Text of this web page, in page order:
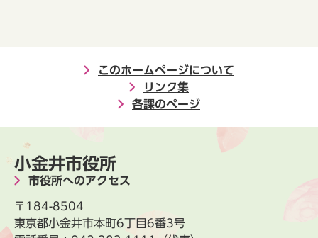
このホームページについて
リンク集
各課のページ
小金井市役所
市役所へのアクセス
〒184-8504
東京都小金井市本町6丁目6番3号